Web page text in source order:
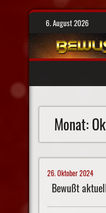
Skip
6. August 2026
Monat:
26. Oktober 2024
Bewußt